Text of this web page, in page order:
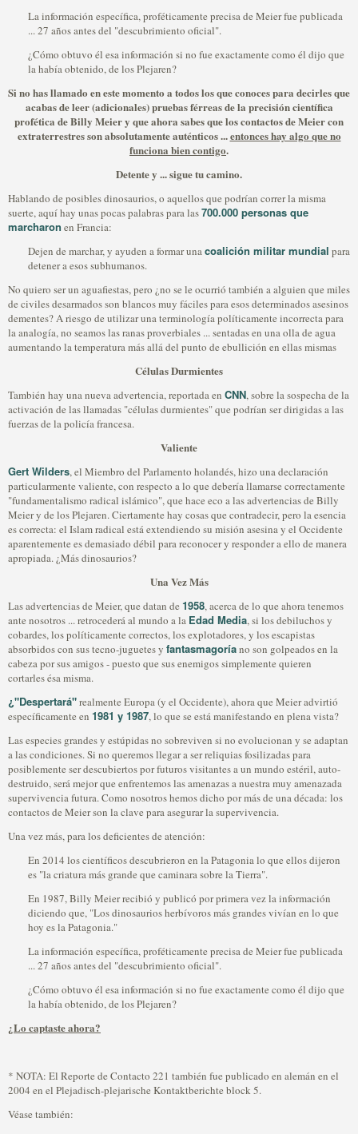
La información específica, proféticamente precisa de Meier fue publicada
... 27 años antes del "descubrimiento oficial".
¿Cómo obtuvo él esa información si no fue exactamente como él dijo que
la había obtenido, de los Plejaren?
Si no has llamado en este momento a todos los que conoces para decirles que
acabas de leer (adicionales) pruebas férreas de la precisión científica
profética de Billy Meier y que ahora sabes que los contactos de Meier con
extraterrestres son absolutamente auténticos ...entonces hay algo que no
funciona bien contigo.
Detente y ... sigue tu camino.
Hablando de posibles dinosaurios, o aquellos que podrían correr la misma
suerte, aquí hay unas pocas palabras para las700.000 personas que
marcharon en Francia:
Dejen de marchar, y ayuden a formar unacoalición militar mundial para
detener a esos subhumanos.
No quiero ser un aguafiestas, pero ¿no se le ocurrió también a alguien que miles
de civiles desarmados son blancos muy fáciles para esos determinados asesinos
dementes? A riesgo de utilizar una terminología políticamente incorrecta para
la analogía, no seamos las ranas proverbiales ... sentadas en una olla de agua
aumentando la temperatura más allá del punto de ebullición en ellas mismas
Células Durmientes
También hay una nueva advertencia, reportada en CNN, sobre la sospecha de la
activación de las llamadas "células durmientes" que podrían ser dirigidas a las
fuerzas de la policía francesa.
Valiente
Gert Wilders, el Miembro del Parlamento holandés, hizo una declaración
particularmente valiente, con respecto a lo que debería llamarse correctamente
"fundamentalismo radical islámico", que hace eco a las advertencias de Billy
Meier y de los Plejaren. Ciertamente hay cosas que contradecir, pero la esencia
es correcta: el Islam radical está extendiendo su misión asesina y el Occidente
aparentemente es demasiado débil para reconocer y responder a ello de manera
apropiada. ¿Más dinosaurios?
Una Vez Más
Las advertencias de Meier, que datan de 1958, acerca de lo que ahora tenemos
ante nosotros ... retrocederá al mundo a la Edad Media, si los debiluchos y
cobardes, los políticamente correctos, los explotadores, y los escapistas
absorbidos con sus tecno-juguetes y fantasmagoríano son golpeados en la
cabeza por sus amigos - puesto que sus enemigos simplemente quieren
cortarles ésa misma.
¿"Despertará"realmente Europa (y el Occidente), ahora que Meier advirtió
específicamente en 1981 y 1987, lo que se está manifestando en plena vista?
Las especies grandes y estúpidas no sobreviven si no evolucionan y se adaptan
a las condiciones. Si no queremos llegar a ser reliquias fosilizadas para
posiblemente ser descubiertos por futuros visitantes a un mundo estéril, auto-
destruido, será mejor que enfrentemos las amenazas a nuestra muy amenazada
supervivencia futura. Como nosotros hemos dicho por más de una década: los
contactos de Meier son la clave para asegurar la supervivencia.
Una vez más, para los deficientes de atención:
En 2014 los científicos descubrieron en la Patagonia lo que ellos dijeron
es "la criatura más grande que caminara sobre la Tierra".
En 1987, Billy Meier recibió y publicó por primera vez la información
diciendo que, "Los dinosaurios herbívoros más grandes vivían en lo que
hoy es la Patagonia."
La información específica, proféticamente precisa de Meier fue publicada
... 27 años antes del "descubrimiento oficial".
¿Cómo obtuvo él esa información si no fue exactamente como él dijo que
la había obtenido, de los Plejaren?
¿Lo captaste ahora?
* NOTA: El Reporte de Contacto 221 también fue publicado en alemán en el
2004 en el Plejadisch-plejarische Kontaktberichte block 5.
Véase también: